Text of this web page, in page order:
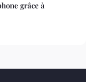
grâce à